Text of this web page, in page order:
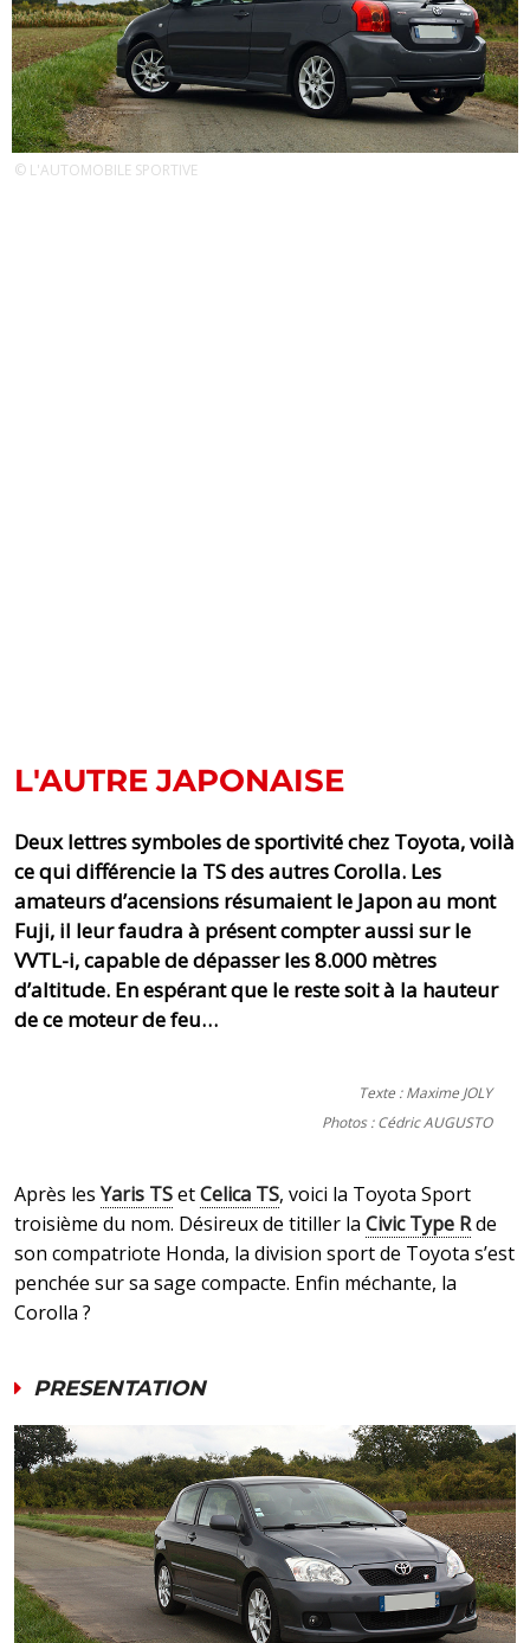
© L'AUTOMOBILE SPORTIVE
L'AUTRE JAPONAISE
Deux lettres symboles de sportivité chez Toyota, voilà
ce qui différencie la TS des autres Corolla. Les
amateurs d’acensions résumaient le Japon au mont
Fuji, il leur faudra à présent compter aussi sur le
VVTL-i, capable de dépasser les 8.000 mètres
d’altitude. En espérant que le reste soit à la hauteur
de ce moteur de feu…
Texte : Maxime JOLY
Photos : Cédric AUGUSTO
Après les Yaris TSetCelica TS, voici la Toyota Sport
troisième du nom. Désireux de titiller la Civic Type Rde
son compatriote Honda, la division sport de Toyota s’est
penchée sur sa sage compacte. Enfin méchante, la
Corolla ?
PRESENTATION